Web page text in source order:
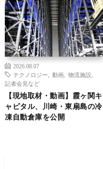
2026.08.07
テクノロジー
動画 物流施設
記者会見など
【現地取材・動画】霞ヶ関キ
ャピタル、川崎・東扇島の冷
凍自動倉庫を公開